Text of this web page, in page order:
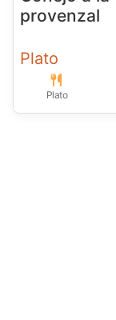
provenzal
Plato
Plato